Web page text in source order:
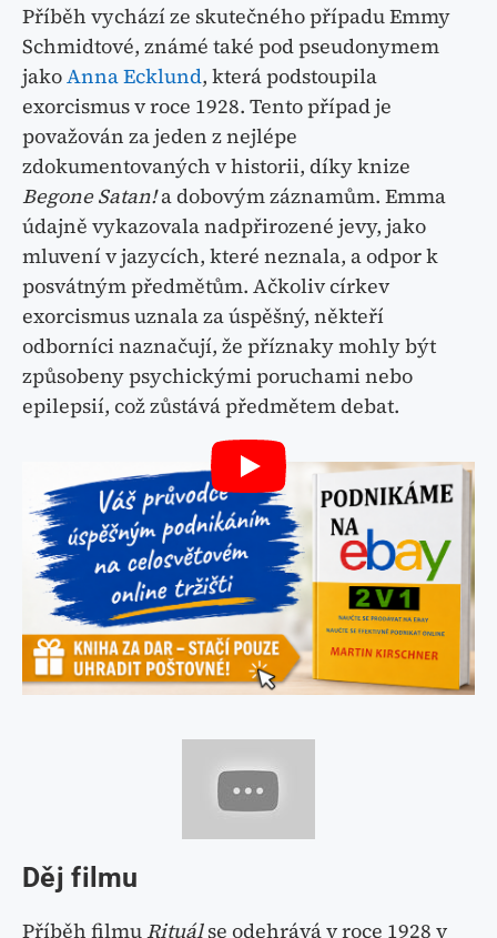
Příběh vychází ze skutečného případu Emmy
Schmidtové, známé také pod pseudonymem
jakoAnna Ecklund, která podstoupila
exorcismus v roce 1928. Tento případ je
považován za jeden z nejlépe
zdokumentovaných v historii, díky knize
Begone Satan!a dobovým záznamům. Emma
údajně vykazovala nadpřirozené jevy, jako
mluvení v jazycích, které neznala, a odpor k
posvátným předmětům. Ačkoliv církev
exorcismus uznala za úspěšný, někteří
odborníci naznačují, že příznaky mohly být
způsobeny psychickými poruchami nebo
epilepsií, což zůstává předmětem debat.
Děj filmu
Příběh filmuRituálse odehrává v roce 1928 v